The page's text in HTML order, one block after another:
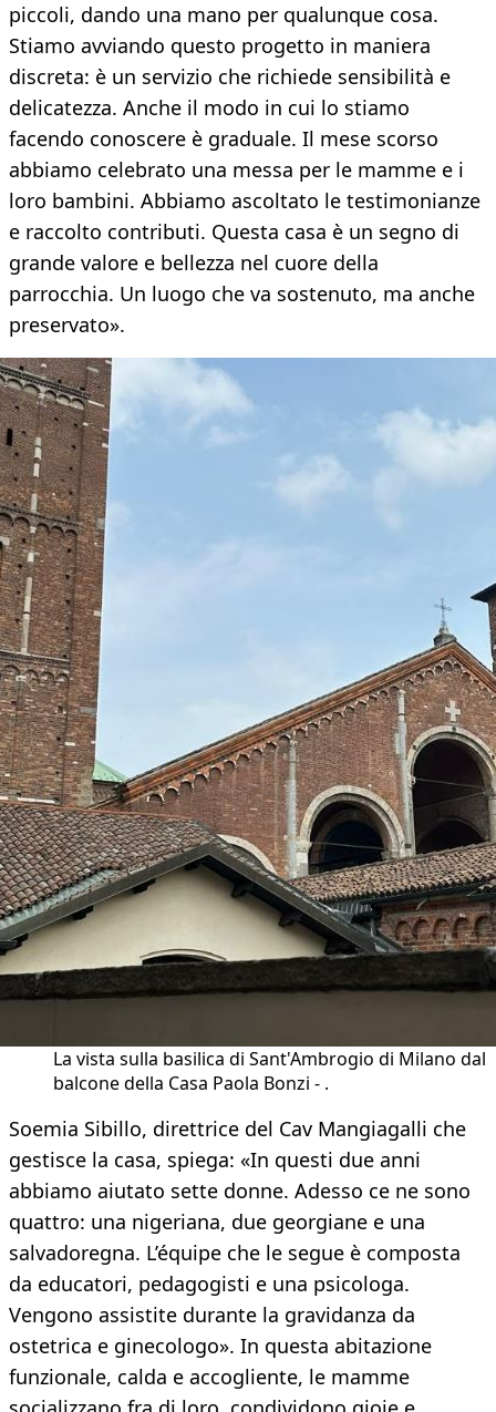
piccoli, dando una mano per qualunque cosa.
Stiamo avviando questo progetto in maniera
discreta: è un servizio che richiede sensibilità e
delicatezza. Anche il modo in cui lo stiamo
facendo conoscere è graduale. Il mese scorso
abbiamo celebrato una messa per le mamme e i
loro bambini. Abbiamo ascoltato le testimonianze
e raccolto contributi. Questa casa è un segno di
grande valore e bellezza nel cuore della
parrocchia. Un luogo che va sostenuto, ma anche
preservato».
La vista sulla basilica di Sant'Ambrogio di Milano dal
balcone della Casa Paola Bonzi - .
Soemia Sibillo, direttrice del Cav Mangiagalli che
gestisce la casa, spiega: «In questi due anni
abbiamo aiutato sette donne. Adesso ce ne sono
quattro: una nigeriana, due georgiane e una
salvadoregna. L’équipe che le segue è composta
da educatori, pedagogisti e una psicologa.
Vengono assistite durante la gravidanza da
ostetrica e ginecologo». In questa abitazione
funzionale, calda e accogliente, le mamme